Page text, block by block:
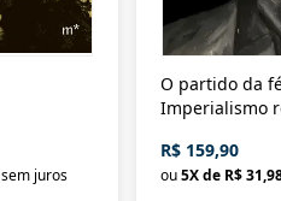
sem juros
O partido da
Imperialismo
Brasil
R$ 159,90
ou5X de R$